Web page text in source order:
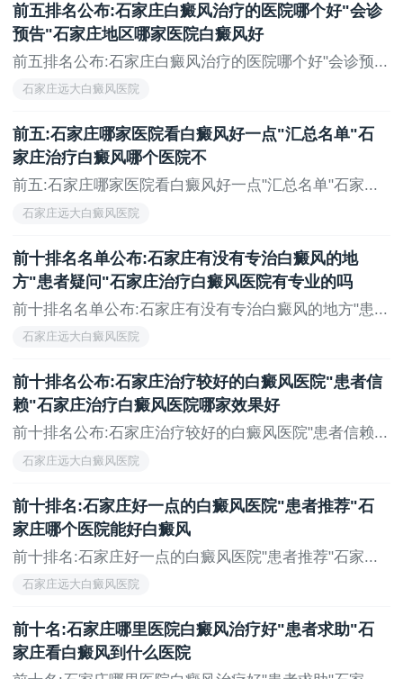
前五排名公布:石家庄白癜风治疗的医院哪个好"会诊
预告"石家庄地区哪家医院白癜风好
前五排名公布:石家庄白癜风治疗的医院哪个好"会诊预...
石家庄远大白癜风医院
前五:石家庄哪家医院看白癜风好一点"汇总名单"石
家庄治疗白癜风哪个医院不
前五:石家庄哪家医院看白癜风好一点"汇总名单"石家...
石家庄远大白癜风医院
前十排名名单公布:石家庄有没有专治白癜风的地
方"患者疑问"石家庄治疗白癜风医院有专业的吗
前十排名名单公布:石家庄有没有专治白癜风的地方"患...
石家庄远大白癜风医院
前十排名公布:石家庄治疗较好的白癜风医院"患者信
赖"石家庄治疗白癜风医院哪家效果好
前十排名公布:石家庄治疗较好的白癜风医院"患者信赖...
石家庄远大白癜风医院
前十排名:石家庄好一点的白癜风医院"患者推荐"石
家庄哪个医院能好白癜风
前十排名:石家庄好一点的白癜风医院"患者推荐"石家...
石家庄远大白癜风医院
前十名:石家庄哪里医院白癜风治疗好"患者求助"石
家庄看白癜风到什么医院